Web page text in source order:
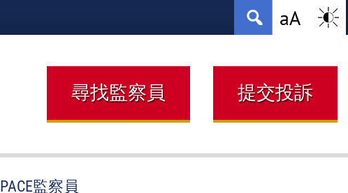
Search aA
High
尋找監察員 提交投訴
PACE監察員